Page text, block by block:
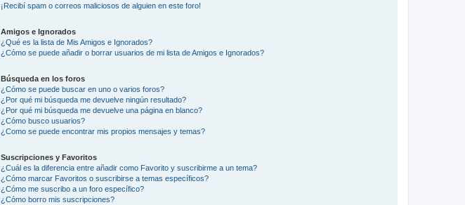
¡Recibí spam o correos maliciosos de alguien en este foro!
Amigos e Ignorados
¿Qué es la lista de Mis Amigos e Ignorados?
¿Cómo se puede añadir o borrar usuarios de mi lista de Amigos e Ignorados?
Búsqueda en los foros
¿Cómo se puede buscar en uno o varios foros?
¿Por qué mi búsqueda me devuelve ningún resultado?
¿Por qué mi búsqueda me devuelve una página en blanco?
¿Cómo busco usuarios?
¿Como se puede encontrar mis propios mensajes y temas?
Suscripciones y Favoritos
¿Cuál es la diferencia entre añadir como Favorito y suscribirme a un tema?
¿Cómo marcar Favoritos o suscribirse a temas específicos?
¿Cómo me suscribo a un foro específico?
¿Cómo borro mis suscripciones?